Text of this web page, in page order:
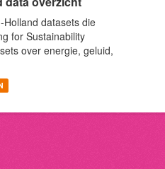
Holland datasets die
for Sustainability
over energie, geluid,